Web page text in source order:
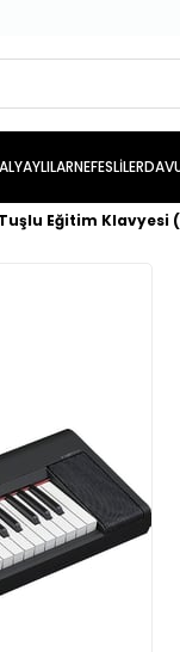
YAYLILARNEFESLİLER
Eğitim Klavyesi